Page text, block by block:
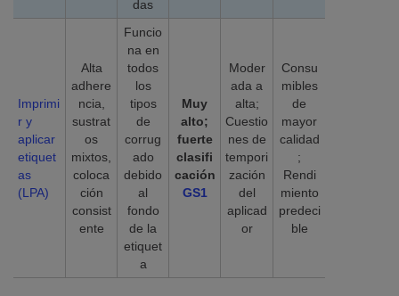
das
Imprimi
r y
aplicar
etiquet
as
(LPA)
Alta
adhere
ncia,
sustrat
os
mixtos,
coloca
ción
consist
ente
Funcio
na en
todos
los
tipos
de
corrug
ado
debido
al
fondo
de la
etiquet
a
Muy
alto;
fuerte
clasifi
cación
GS1
Moder
ada a
alta;
Cuestio
nes de
tempori
zación
del
aplicad
or
Consu
mibles
de
mayor
calidad
;
Rendi
miento
predeci
ble